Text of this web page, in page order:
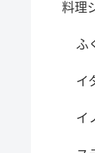
料理
ふ
イ
イ